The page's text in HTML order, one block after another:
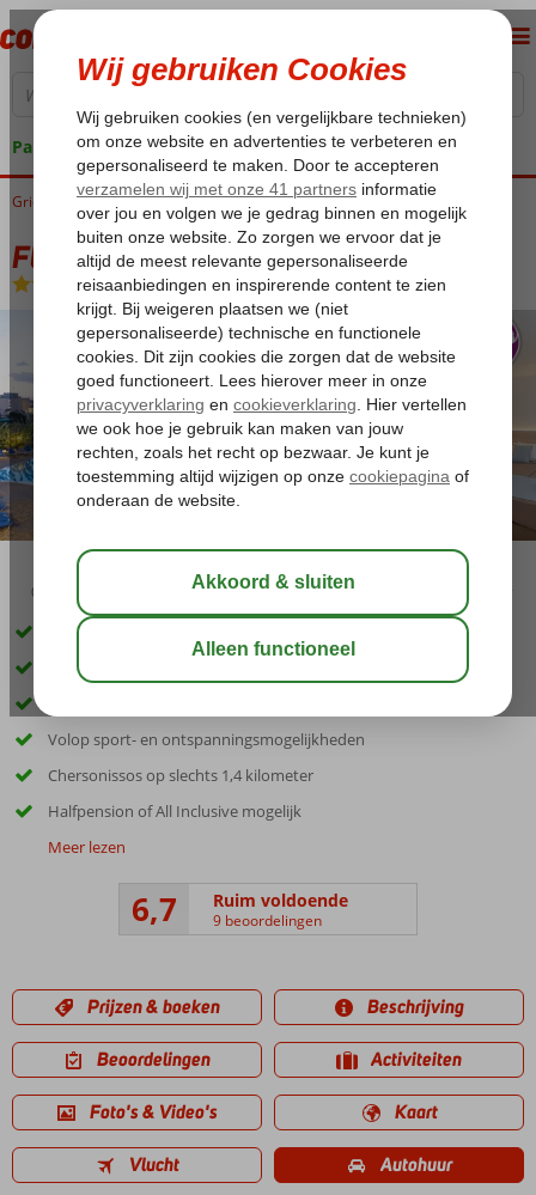
Pakketgarantie
Home
Griekenland Kreta Chersonissos Fly & Go Sunshine Village
Fly & Go Sunshine Village
Logies en ontbijt -Hotel
03:30
Inclusief huurauto
Gelegen op een heuvel met prachtig uitzicht
Volop sport- en ontspanningsmogelijkheden
Chersonissos op slechts 1,4 kilometer
Halfpension of All Inclusive mogelijk
Meer lezen
6,7 Ruim voldoende
9 beoordelingen
Prijzen & boeken Beschrijving
Beoordelingen Activiteiten
Foto's & Video's Kaart
Vlucht Autohuur